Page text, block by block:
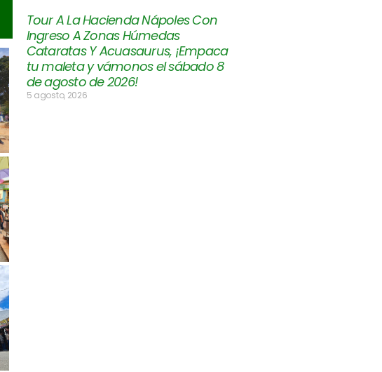
Tour A La Hacienda Nápoles Con
Ingreso A Zonas Húmedas
Cataratas Y Acuasaurus, ¡Empaca
tu maleta y vámonos el sábado 8
de agosto de 2026!
5 agosto, 2026